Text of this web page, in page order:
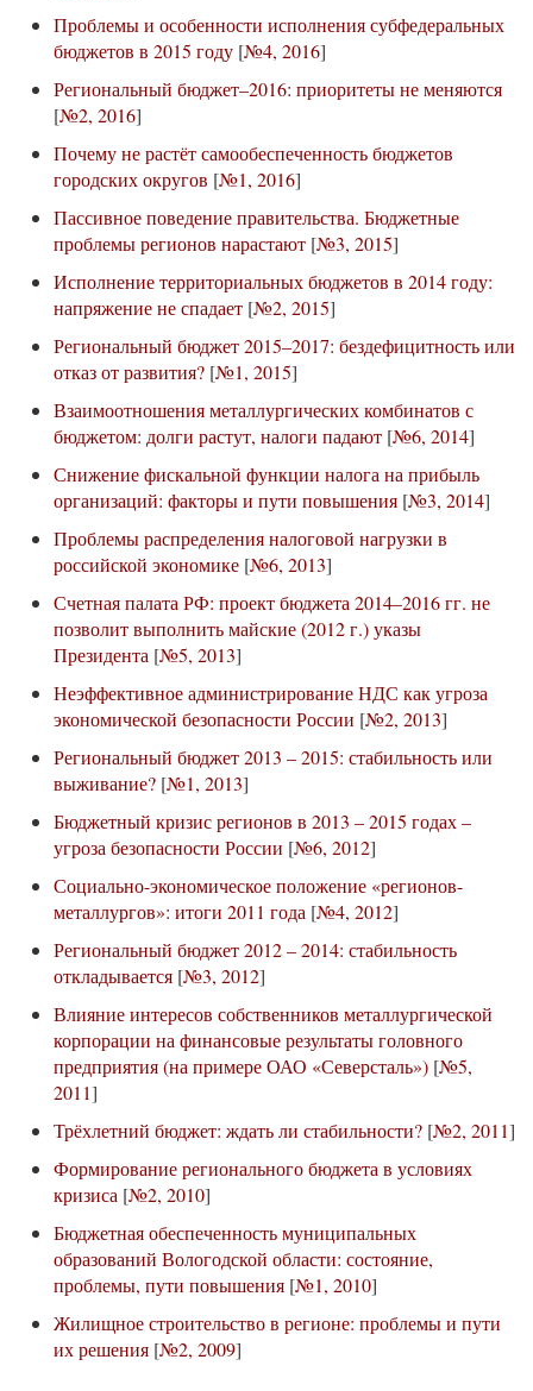
Проблемы и особенности исполнения субфедеральных
бюджетов в 2015 году [№4, 2016]
Региональный бюджет–2016: приоритеты не меняются
[№2, 2016]
Почему не растёт самообеспеченность бюджетов
городских округов [№1, 2016]
Пассивное поведение правительства. Бюджетные
проблемы регионов нарастают [№3, 2015]
Исполнение территориальных бюджетов в 2014 году:
напряжение не спадает [№2, 2015]
Региональный бюджет 2015–2017: бездефицитность или
отказ от развития? [№1, 2015]
Взаимоотношения металлургических комбинатов с
бюджетом: долги растут, налоги падают [№6, 2014]
Снижение фискальной функции налога на прибыль
организаций: факторы и пути повышения [№3, 2014]
Проблемы распределения налоговой нагрузки в
российской экономике [№6, 2013]
Счетная палата РФ: проект бюджета 2014–2016 гг. не
позволит выполнить майские (2012 г.) указы
Президента [№5, 2013]
Неэффективное администрирование НДС как угроза
экономической безопасности России [№2, 2013]
Региональный бюджет 2013 – 2015: стабильность или
выживание? [№1, 2013]
Бюджетный кризис регионов в 2013 – 2015 годах –
угроза безопасности России [№6, 2012]
Социально-экономическое положение «регионов-
металлургов»: итоги 2011 года [№4, 2012]
Региональный бюджет 2012 – 2014: стабильность
откладывается [№3, 2012]
Влияние интересов собственников металлургической
корпорации на финансовые результаты головного
предприятия (на примере ОАО «Северсталь») [№5,
2011]
Трёхлетний бюджет: ждать ли стабильности? [№2, 2011]
Формирование регионального бюджета в условиях
кризиса [№2, 2010]
Бюджетная обеспеченность муниципальных
образований Вологодской области: состояние,
проблемы, пути повышения [№1, 2010]
Жилищное строительство в регионе: проблемы и пути
их решения [№2, 2009]